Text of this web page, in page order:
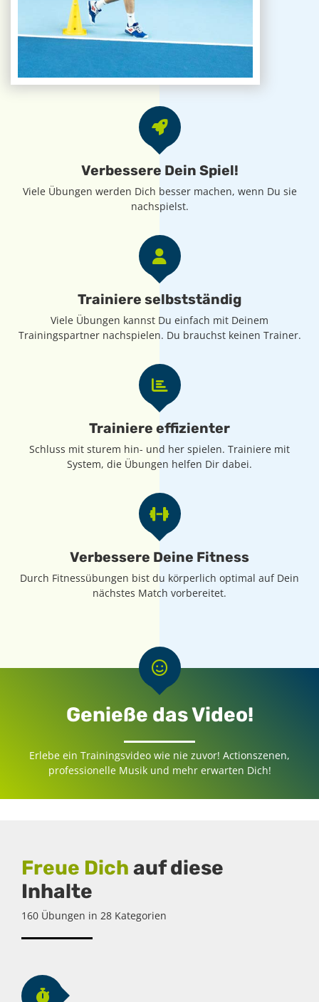
Verbessere Dein Spiel!
Viele Übungen werden Dich besser machen, wenn Du sie
nachspielst.
Trainiere selbstständig
Viele Übungen kannst Du einfach mit Deinem
Trainingspartner nachspielen. Du brauchst keinen Trainer.
Trainiere effizienter
Schluss mit sturem hin- und her spielen. Trainiere mit
System, die Übungen helfen Dir dabei.
Verbessere Deine Fitness
Durch Fitnessübungen bist du körperlich optimal auf Dein
nächstes Match vorbereitet.
Genieße das Video!
Erlebe ein Trainingsvideo wie nie zuvor! Actionszenen,
professionelle Musik und mehr erwarten Dich!
Freue Dich auf diese
Inhalte
160 Übungen in 28 Kategorien